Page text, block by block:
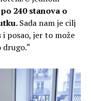
240 stanova o
Sada nam je cilj
posao, jer to može
drugo.“